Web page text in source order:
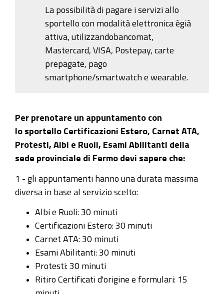
La possibilità di pagare i servizi allo
sportello con modalità elettronica ègià
attiva, utilizzandobancomat,
Mastercard, VISA, Postepay, carte
prepagate, pago
smartphone/smartwatch e wearable.
Per prenotare un appuntamento con
lo sportello Certificazioni Estero, Carnet ATA,
Protesti, Albi e Ruoli, Esami Abilitanti della
sede provinciale di Fermo devi sapere che:
1 - gli appuntamenti hanno una durata massima
diversa in base al servizio scelto:
Albi e Ruoli: 30 minuti
Certificazioni Estero: 30 minuti
Carnet ATA: 30 minuti
Esami Abilitanti: 30 minuti
Protesti: 30 minuti
Ritiro Certificati d'origine e formulari: 15